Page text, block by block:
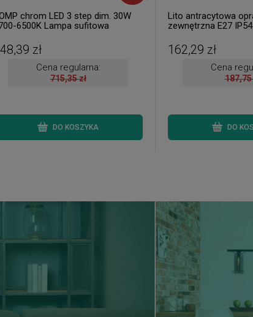
chrom LED 3 step dim. 30W
6500K Lampa sufitowa
zł
Cena regularna:
715,35 zł
DO KOSZYKA
Lito antracytowa
zewnętrzna E27
162,29 zł
Cena
187,75
DO